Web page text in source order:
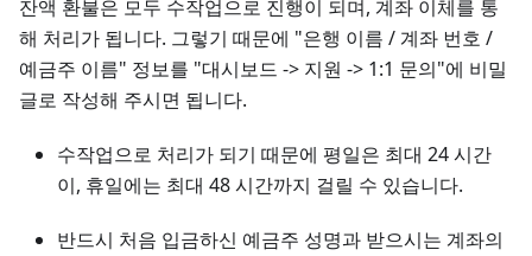
잔액 환불은 모두 수작업으로 진행이 되며, 계좌 이체를 통
해 처리가 됩니다. 그렇기 때문에 "은행 이름 / 계좌 번호 /
예금주 이름" 정보를 "대시보드 -> 지원 -> 1:1 문의"에 비밀
글로 작성해 주시면 됩니다.
수작업으로 처리가 되기 때문에 평일은 최대 24 시간
이, 휴일에는 최대 48 시간까지 걸릴 수 있습니다.
반드시 처음 입금하신 예금주 성명과 받으시는 계좌의